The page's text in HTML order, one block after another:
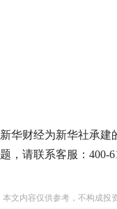
华财经为新华社承建
，请联系客服：400-
文内容仅供参考，不构成投